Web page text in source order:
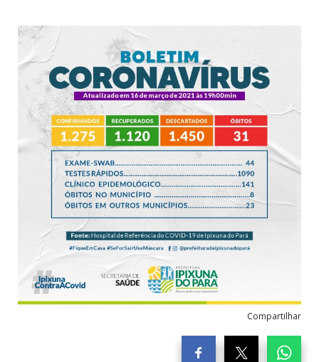
Compartilhar